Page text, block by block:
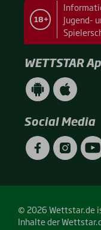
18+
Jugend-
WETTSTAR
WETTSTAR
App
(Android
/
Google
Play)
WETTSTAR
App
(Apple
/
App
Store)
Social Media
FacebookInstagram
© 2026 Wettstar.de
Inhalte der